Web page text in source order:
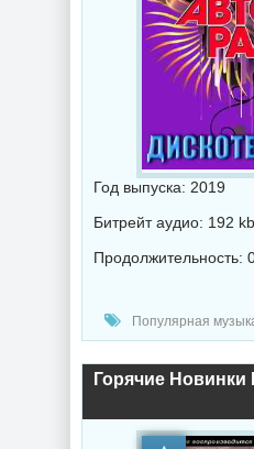
Год выпуска: 2019
Битрейт аудио: 192
Продолжительность:
Популярная музыка / Ретро музыка / Диско музыка /